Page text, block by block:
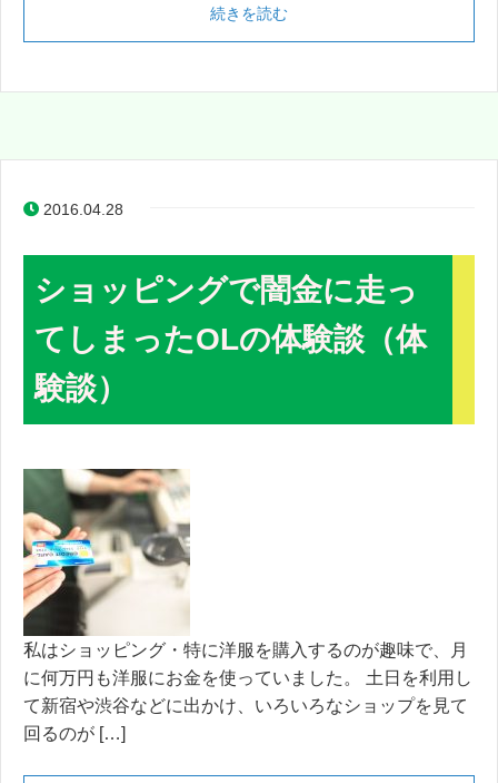
続きを読む
2016.04.28
ショッピングで闇金に走っ
てしまったOLの体験談（体
験談）
私はショッピング・特に洋服を購入するのが趣味で、月
に何万円も洋服にお金を使っていました。 土日を利用し
て新宿や渋谷などに出かけ、いろいろなショップを見て
回るのが […]